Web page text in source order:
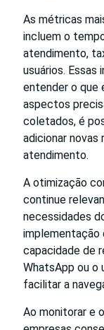
As métricas
incluem o
atendimento,
usuários. Essas
entender o que
aspectos
coletados, é
adicionar
atendimento.
A otimização
continue
necessidades
implementação
capacidade de
WhatsApp ou o
facilitar a
Ao monitorar e